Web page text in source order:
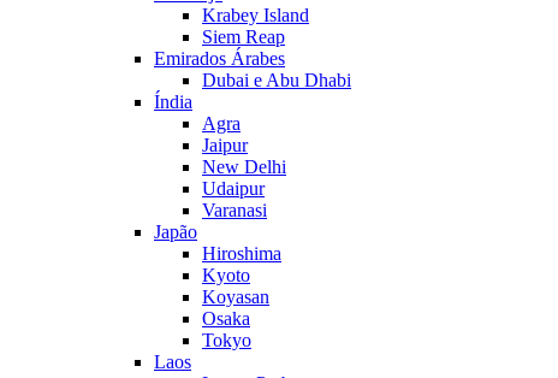
Krabey Island
Siem Reap
Emirados Árabes
Dubai e Abu Dhabi
Índia
Agra
Jaipur
New Delhi
Udaipur
Varanasi
Japão
Hiroshima
Kyoto
Koyasan
Osaka
Tokyo
Laos